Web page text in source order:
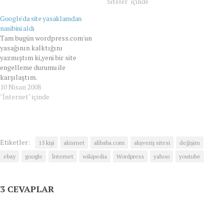
Google'da site yasaklamdan
nasibini aldı
Tam bugün wordpress.com'un
yasağının kalktığını
yazmıştım ki,yeni bir site
engelleme durumu ile
karşılaştım.
groups.google.com yani
google grupları işte bu
normal karşılıyorum ama bu
sefer neden kapandı diye çok
10 Nisan 2008
"İnternet" içinde
Etiketler: 15 kişi akismet alibaba.com alışveriş sitesi
değişim
ebay
google İnternet wikipedia Wordpress yahoo youtube
3 CEVAPLAR